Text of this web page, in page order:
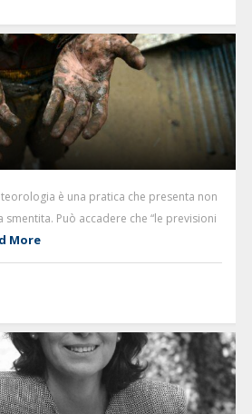
è una pratica che presenta non
Può accadere che “le previsioni
More